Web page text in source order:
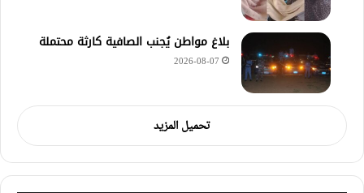
بلاغ مواطن يُجنب الصافية كارثة محتملة
2026-08-07
تحميل المزيد